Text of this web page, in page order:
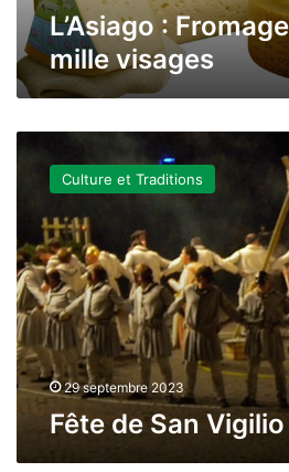
L’Asiago :
mille visages
Trente
Culture et Traditions
29 septembre 2023
Fête de San